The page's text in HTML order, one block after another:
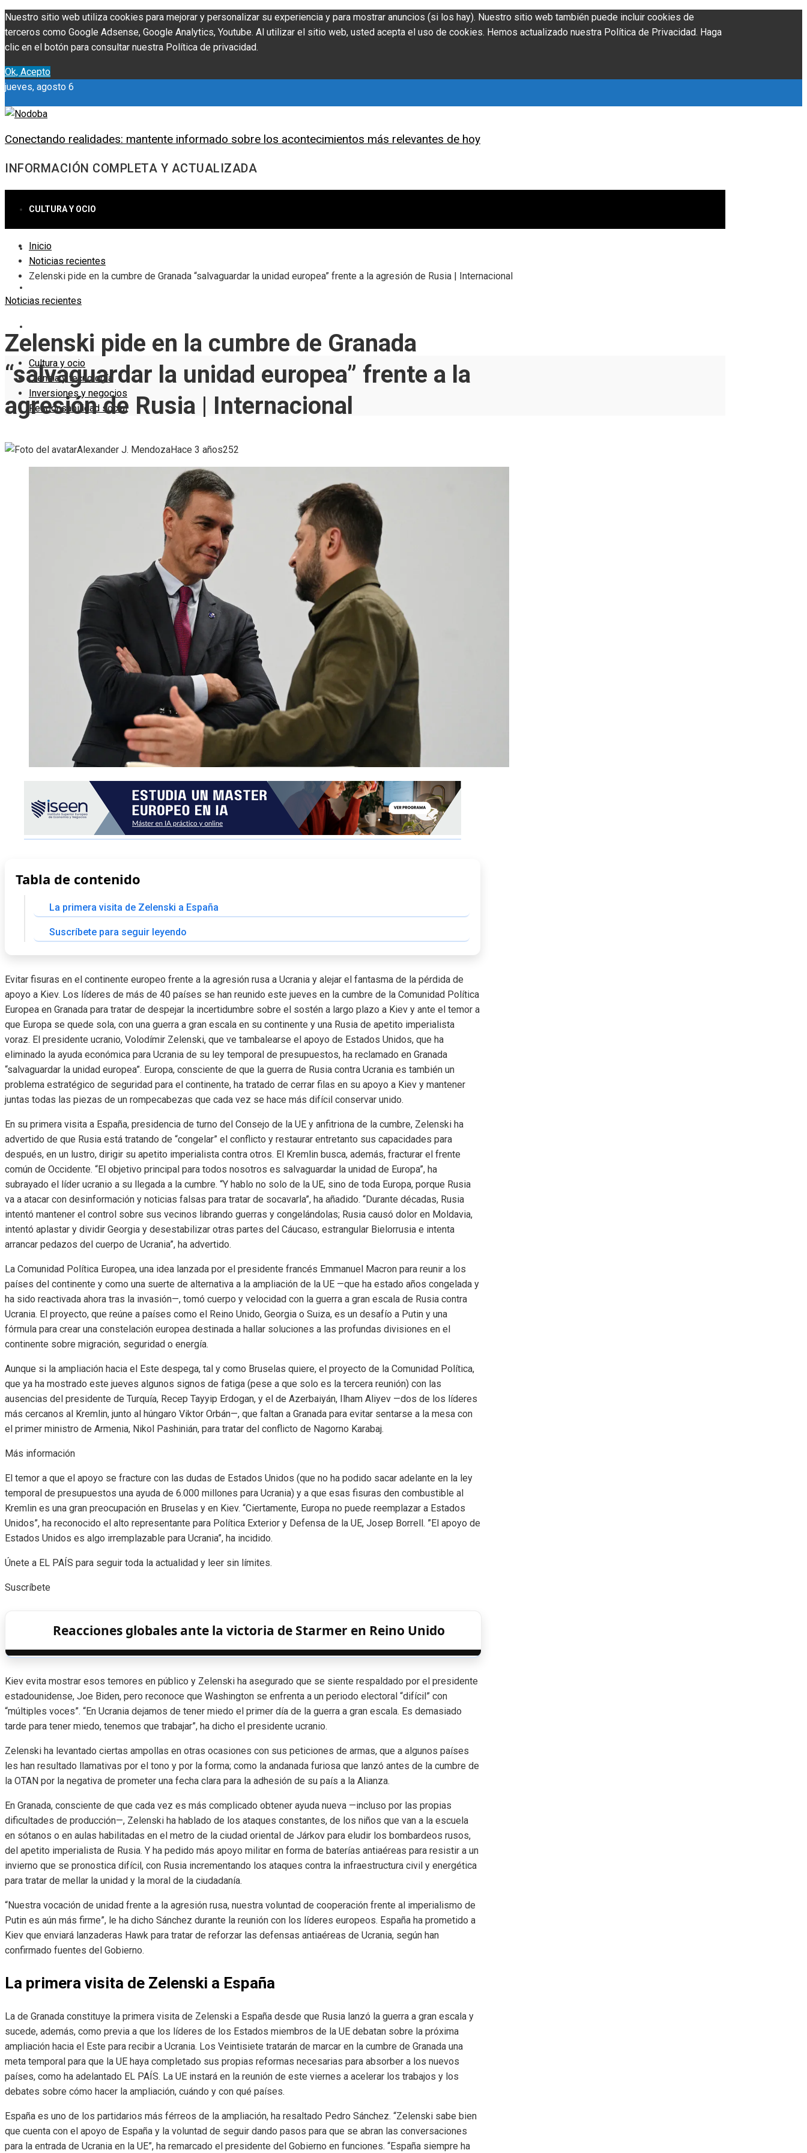
Nuestro sitio web utiliza cookies para mejorar y personalizar su experiencia y para mostrar anuncios (si los hay). Nuestro sitio web también puede incluir cookies de
terceros como Google Adsense, Google Analytics, Youtube. Al utilizar el sitio web, usted acepta el uso de cookies. Hemos actualizado nuestra Política de Privacidad. Haga
clic en el botón para consultar nuestra Política de privacidad.
Ok, Acepto
jueves, agosto 6
Conectando realidades: mantente informado sobre los acontecimientos más relevantes de hoy
INFORMACIÓN COMPLETA Y ACTUALIZADA
CULTURA Y OCIO
CIENCIA Y TECNOLOGÍA
Cultura y ocio
Ciencia y tecnología
Inversiones y negocios
Responsabilidad social
Inicio
Noticias recientes
Zelenski pide en la cumbre de Granada “salvaguardar la unidad europea” frente a la agresión de Rusia | Internacional
Noticias recientes
Zelenski pide en la cumbre de Granada
“salvaguardar la unidad europea” frente a la
agresión de Rusia | Internacional
Alexander J. MendozaHace 3 años252
Tabla de contenido
La primera visita de Zelenski a España
Suscríbete para seguir leyendo
Evitar fisuras en el continente europeo frente a la agresión rusa a Ucrania y alejar el fantasma de la pérdida de
apoyo a Kiev. Los líderes de más de 40 países se han reunido este jueves en la cumbre de la Comunidad Política
Europea en Granada para tratar de despejar la incertidumbre sobre el sostén a largo plazo a Kiev y ante el temor a
que Europa se quede sola, con una guerra a gran escala en su continente y una Rusia de apetito imperialista
voraz. El presidente ucranio, Volodímir Zelenski, que ve tambalearse el apoyo de Estados Unidos, que ha
eliminado la ayuda económica para Ucrania de su ley temporal de presupuestos, ha reclamado en Granada
“salvaguardar la unidad europea”. Europa, consciente de que la guerra de Rusia contra Ucrania es también un
problema estratégico de seguridad para el continente, ha tratado de cerrar filas en su apoyo a Kiev y mantener
juntas todas las piezas de un rompecabezas que cada vez se hace más difícil conservar unido.
En su primera visita a España, presidencia de turno del Consejo de la UE y anfitriona de la cumbre, Zelenski ha
advertido de que Rusia está tratando de “congelar” el conflicto y restaurar entretanto sus capacidades para
después, en un lustro, dirigir su apetito imperialista contra otros. El Kremlin busca, además, fracturar el frente
común de Occidente. “El objetivo principal para todos nosotros es salvaguardar la unidad de Europa”, ha
subrayado el líder ucranio a su llegada a la cumbre. “Y hablo no solo de la UE, sino de toda Europa, porque Rusia
va a atacar con desinformación y noticias falsas para tratar de socavarla”, ha añadido. “Durante décadas, Rusia
intentó mantener el control sobre sus vecinos librando guerras y congelándolas; Rusia causó dolor en Moldavia,
intentó aplastar y dividir Georgia y desestabilizar otras partes del Cáucaso, estrangular Bielorrusia e intenta
arrancar pedazos del cuerpo de Ucrania”, ha advertido.
La Comunidad Política Europea, una idea lanzada por el presidente francés Emmanuel Macron para reunir a los
países del continente y como una suerte de alternativa a la ampliación de la UE —que ha estado años congelada y
ha sido reactivada ahora tras la invasión—, tomó cuerpo y velocidad con la guerra a gran escala de Rusia contra
Ucrania. El proyecto, que reúne a países como el Reino Unido, Georgia o Suiza, es un desafío a Putin y una
fórmula para crear una constelación europea destinada a hallar soluciones a las profundas divisiones en el
continente sobre migración, seguridad o energía.
Aunque si la ampliación hacia el Este despega, tal y como Bruselas quiere, el proyecto de la Comunidad Política,
que ya ha mostrado este jueves algunos signos de fatiga (pese a que solo es la tercera reunión) con las
ausencias del presidente de Turquía, Recep Tayyip Erdogan, y el de Azerbaiyán, Ilham Aliyev —dos de los líderes
más cercanos al Kremlin, junto al húngaro Viktor Orbán—, que faltan a Granada para evitar sentarse a la mesa con
el primer ministro de Armenia, Nikol Pashinián, para tratar del conflicto de Nagorno Karabaj.
Más información
El temor a que el apoyo se fracture con las dudas de Estados Unidos (que no ha podido sacar adelante en la ley
temporal de presupuestos una ayuda de 6.000 millones para Ucrania) y a que esas fisuras den combustible al
Kremlin es una gran preocupación en Bruselas y en Kiev. “Ciertamente, Europa no puede reemplazar a Estados
Unidos”, ha reconocido el alto representante para Política Exterior y Defensa de la UE, Josep Borrell. ”El apoyo de
Estados Unidos es algo irremplazable para Ucrania”, ha incidido.
Únete a EL PAÍS para seguir toda la actualidad y leer sin límites.
Suscríbete
Reacciones globales ante la victoria de Starmer en Reino Unido
Kiev evita mostrar esos temores en público y Zelenski ha asegurado que se siente respaldado por el presidente
estadounidense, Joe Biden, pero reconoce que Washington se enfrenta a un periodo electoral “difícil” con
“múltiples voces”. “En Ucrania dejamos de tener miedo el primer día de la guerra a gran escala. Es demasiado
tarde para tener miedo, tenemos que trabajar”, ha dicho el presidente ucranio.
Zelenski ha levantado ciertas ampollas en otras ocasiones con sus peticiones de armas, que a algunos países
les han resultado llamativas por el tono y por la forma; como la andanada furiosa que lanzó antes de la cumbre de
la OTAN por la negativa de prometer una fecha clara para la adhesión de su país a la Alianza.
En Granada, consciente de que cada vez es más complicado obtener ayuda nueva —incluso por las propias
dificultades de producción—, Zelenski ha hablado de los ataques constantes, de los niños que van a la escuela
en sótanos o en aulas habilitadas en el metro de la ciudad oriental de Járkov para eludir los bombardeos rusos,
del apetito imperialista de Rusia. Y ha pedido más apoyo militar en forma de baterías antiaéreas para resistir a un
invierno que se pronostica difícil, con Rusia incrementando los ataques contra la infraestructura civil y energética
para tratar de mellar la unidad y la moral de la ciudadanía.
“Nuestra vocación de unidad frente a la agresión rusa, nuestra voluntad de cooperación frente al imperialismo de
Putin es aún más firme”, le ha dicho Sánchez durante la reunión con los líderes europeos. España ha prometido a
Kiev que enviará lanzaderas Hawk para tratar de reforzar las defensas antiaéreas de Ucrania, según han
confirmado fuentes del Gobierno.
La primera visita de Zelenski a España
La de Granada constituye la primera visita de Zelenski a España desde que Rusia lanzó la guerra a gran escala y
sucede, además, como previa a que los líderes de los Estados miembros de la UE debatan sobre la próxima
ampliación hacia el Este para recibir a Ucrania. Los Veintisiete tratarán de marcar en la cumbre de Granada una
meta temporal para que la UE haya completado sus propias reformas necesarias para absorber a los nuevos
países, como ha adelantado EL PAÍS. La UE instará en la reunión de este viernes a acelerar los trabajos y los
debates sobre cómo hacer la ampliación, cuándo y con qué países.
España es uno de los partidarios más férreos de la ampliación, ha resaltado Pedro Sánchez. “Zelenski sabe bien
que cuenta con el apoyo de España y la voluntad de seguir dando pasos para que se abran las conversaciones
para la entrada de Ucrania en la UE”, ha remarcado el presidente del Gobierno en funciones. “España siempre ha